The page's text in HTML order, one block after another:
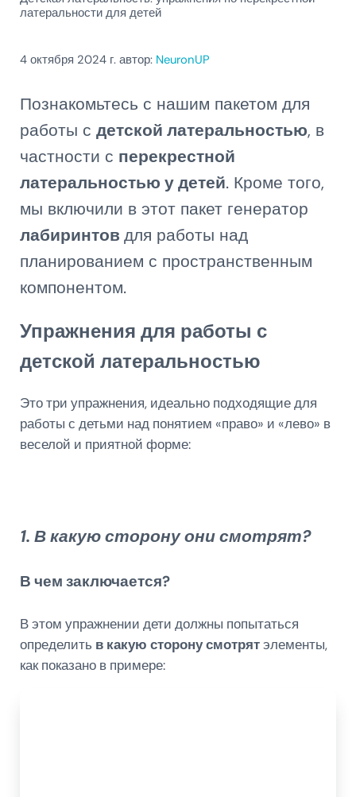
латеральности для детей
4 октября 2024 г. автор: NeuronUP
Познакомьтесь с нашим пакетом для
работы с детской латеральностью, в
частности с перекрестной
латеральностью у детей. Кроме того,
мы включили в этот пакет генератор
лабиринтов для работы над
планированием с пространственным
компонентом.
Упражнения для работы с
детской латеральностью
Это три упражнения, идеально подходящие для
работы с детьми над понятием «право» и «лево» в
веселой и приятной форме:
1. В какую сторону они смотрят?
В чем заключается?
В этом упражнении дети должны попытаться
определить в какую сторону смотрятэлементы,
как показано в примере: